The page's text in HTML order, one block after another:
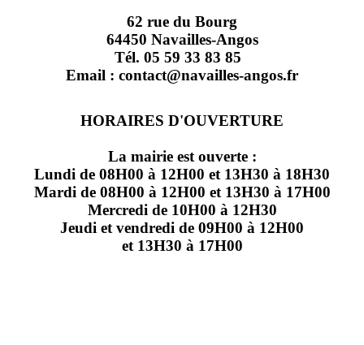
62 rue du Bourg
64450 Navailles-Angos
Tél. 05 59 33 83 85
Email : contact@navailles-angos.fr
HORAIRES D'OUVERTURE
La mairie est ouverte :
Lundi de 08H00 à 12H00 et 13H30 à 18H30
Mardi de 08H00 à 12H00 et 13H30 à 17H00
Mercredi de 10H00 à 12H30
Jeudi et vendredi de 09H00 à 12H00
et 13H30 à 17H00